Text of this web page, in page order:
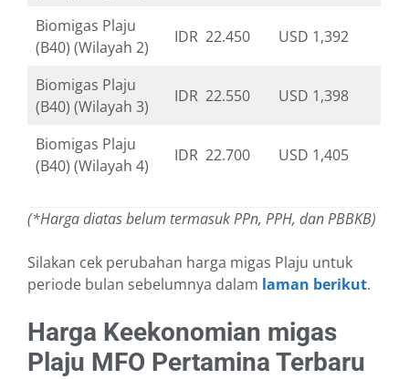
Biomigas Plaju
(B40) (Wilayah 2)
IDR 22.450 USD 1,392
Biomigas Plaju
(B40) (Wilayah 3)
IDR 22.550 USD 1,398
Biomigas Plaju
(B40) (Wilayah 4)
IDR 22.700 USD 1,405
(*Harga diatas belum termasuk PPn, PPH, dan PBBKB)
Silakan cek perubahan harga migas Plaju untuk
periode bulan sebelumnya dalam laman berikut.
Harga Keekonomian migas
Plaju MFO Pertamina Terbaru